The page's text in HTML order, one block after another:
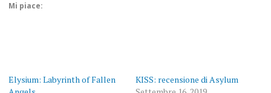
Mi piace:
Elysium: Labyrinth of Fallen
KISS: recensione di Asylum